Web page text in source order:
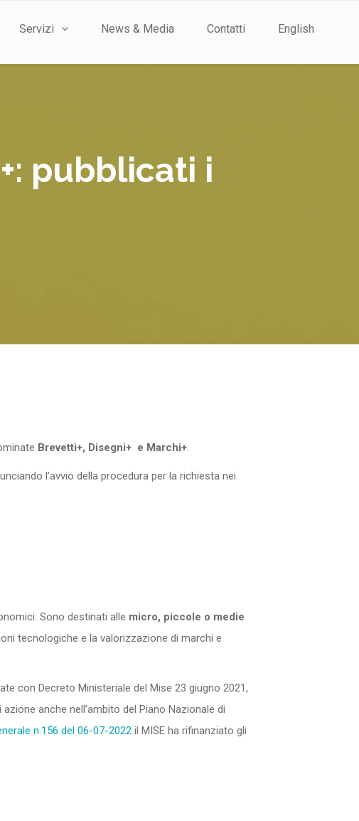
Servizi News & Media Contatti English
pubblicati i
Brevetti+, Disegni+ e Marchi+.
l’avvio della procedura per la richiesta nei
Sono destinati alle micro, piccole o medie
tecnologiche e la valorizzazione di marchi e
con Decreto Ministeriale del Mise 23 giugno 2021,
anche nell’ambito del Piano Nazionale di
n.156 del 06-07-2022 il MISE ha rifinanziato gli